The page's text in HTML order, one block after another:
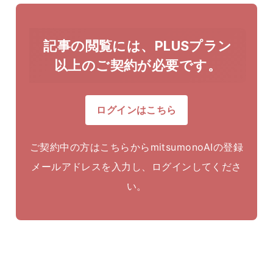
記事の閲覧には、PLUSプラン
以上のご契約が必要です。
ログインはこちら
ご契約中の方はこちらからmitsumonoAIの登録
メールアドレスを入力し、ログインしてくださ
い。